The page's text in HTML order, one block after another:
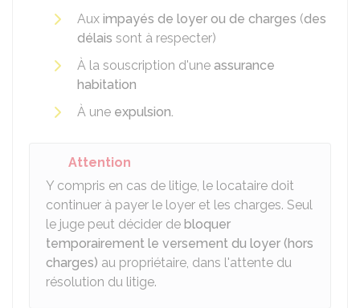
Aux impayés de loyer ou de charges (des
délais sont à respecter)
À la souscription d'une assurance
habitation
À une expulsion.
Attention
Y compris en cas de litige, le locataire doit
continuer à payer le loyer et les charges. Seul
le juge peut décider de bloquer
temporairement le versement du loyer (hors
charges) au propriétaire, dans l'attente du
résolution du litige.